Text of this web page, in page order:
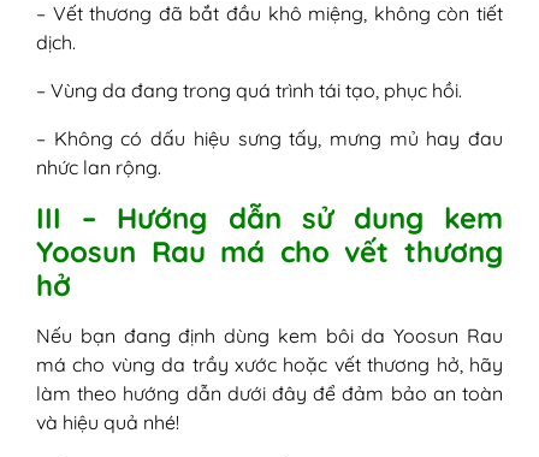
– Vết thương đã bắt đầu khô miệng, không còn tiết
dịch.
– Vùng da đang trong quá trình tái tạo, phục hồi.
– Không có dấu hiệu sưng tấy, mưng mủ hay đau
nhức lan rộng.
III – Hướng dẫn sử dung kem
Yoosun Rau má cho vết thương
hở
Nếu bạn đang định dùng kem bôi da Yoosun Rau
má cho vùng da trầy xước hoặc vết thương hở, hãy
làm theo hướng dẫn dưới đây để đảm bảo an toàn
và hiệu quả nhé!